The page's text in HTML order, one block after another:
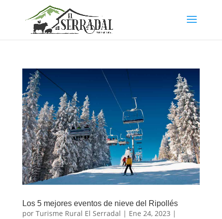
Los 5 mejores eventos de nieve del Ripollés
por Turisme Rural El Serradal | Ene 24, 2023 |